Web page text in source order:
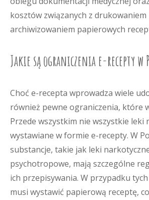
kosztów związanych z drukowaniem
archiwizowaniem papierowych
Jakie są ograniczenia e-recepty w
Choć e-recepta wprowadza wiele
również pewne ograniczenia, które
Przede wszystkim nie wszystkie leki
wystawiane w formie e-recepty. W
substancje, takie jak leki
psychotropowe, mają szczególne
ich przepisywania. W przypadku
musi wystawić papierową receptę,